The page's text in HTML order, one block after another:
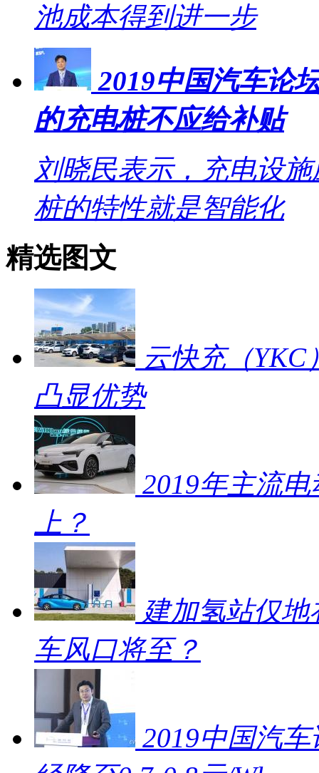
池成本得到进一步
2019中国汽车论
的充电桩不应给补贴
刘晓民表示，充电设
桩的特性就是智能化
精选图文
云快充（YKC
凸显优势
2019年主流
上？
建加氢站仅地
车风口将至？
2019中国汽